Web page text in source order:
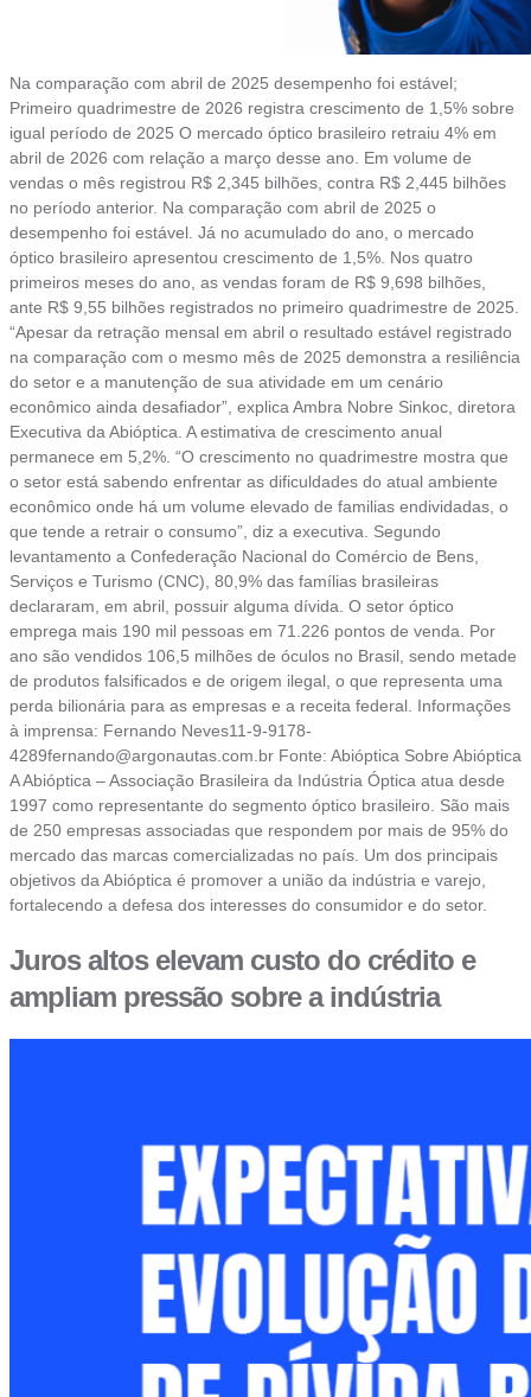
Na comparação com abril de 2025 desempenho foi estável;
Primeiro quadrimestre de 2026 registra crescimento de 1,5% sobre
igual período de 2025 O mercado óptico brasileiro retraiu 4% em
abril de 2026 com relação a março desse ano. Em volume de
vendas o mês registrou R$ 2,345 bilhões, contra R$ 2,445 bilhões
no período anterior. Na comparação com abril de 2025 o
desempenho foi estável. Já no acumulado do ano, o mercado
óptico brasileiro apresentou crescimento de 1,5%. Nos quatro
primeiros meses do ano, as vendas foram de R$ 9,698 bilhões,
ante R$ 9,55 bilhões registrados no primeiro quadrimestre de 2025.
“Apesar da retração mensal em abril o resultado estável registrado
na comparação com o mesmo mês de 2025 demonstra a resiliência
do setor e a manutenção de sua atividade em um cenário
econômico ainda desafiador”, explica Ambra Nobre Sinkoc, diretora
Executiva da Abióptica. A estimativa de crescimento anual
permanece em 5,2%. “O crescimento no quadrimestre mostra que
o setor está sabendo enfrentar as dificuldades do atual ambiente
econômico onde há um volume elevado de familias endividadas, o
que tende a retrair o consumo”, diz a executiva. Segundo
levantamento a Confederação Nacional do Comércio de Bens,
Serviços e Turismo (CNC), 80,9% das famílias brasileiras
declararam, em abril, possuir alguma dívida. O setor óptico
emprega mais 190 mil pessoas em 71.226 pontos de venda. Por
ano são vendidos 106,5 milhões de óculos no Brasil, sendo metade
de produtos falsificados e de origem ilegal, o que representa uma
perda bilionária para as empresas e a receita federal. Informações
à imprensa: Fernando Neves11-9-9178-
4289fernando@argonautas.com.br Fonte: Abióptica Sobre Abióptica
A Abióptica – Associação Brasileira da Indústria Óptica atua desde
1997 como representante do segmento óptico brasileiro. São mais
de 250 empresas associadas que respondem por mais de 95% do
mercado das marcas comercializadas no país. Um dos principais
objetivos da Abióptica é promover a união da indústria e varejo,
fortalecendo a defesa dos interesses do consumidor e do setor.
Juros altos elevam custo do crédito e
ampliam pressão sobre a indústria